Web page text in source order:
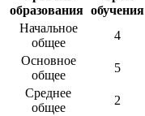
образования обучения
Начальное
общее
4
Основное
общее
5
Среднее
общее
2